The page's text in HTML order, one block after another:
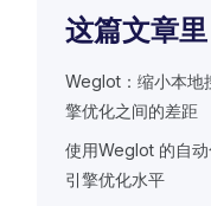
这篇文章
Weglot：缩小本地
擎优化之间的差距
使用Weglot 的自
引擎优化水平